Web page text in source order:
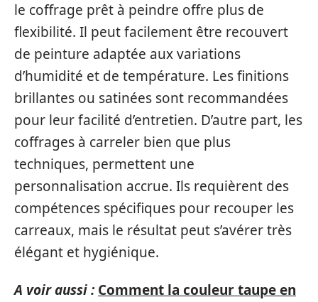
le coffrage prêt à peindre offre plus de
flexibilité. Il peut facilement être recouvert
de peinture adaptée aux variations
d’humidité et de température. Les finitions
brillantes ou satinées sont recommandées
pour leur facilité d’entretien. D’autre part, les
coffrages à carreler bien que plus
techniques, permettent une
personnalisation accrue. Ils requièrent des
compétences spécifiques pour recouper les
carreaux, mais le résultat peut s’avérer très
élégant et hygiénique.
A voir aussi : Comment la couleur taupe en